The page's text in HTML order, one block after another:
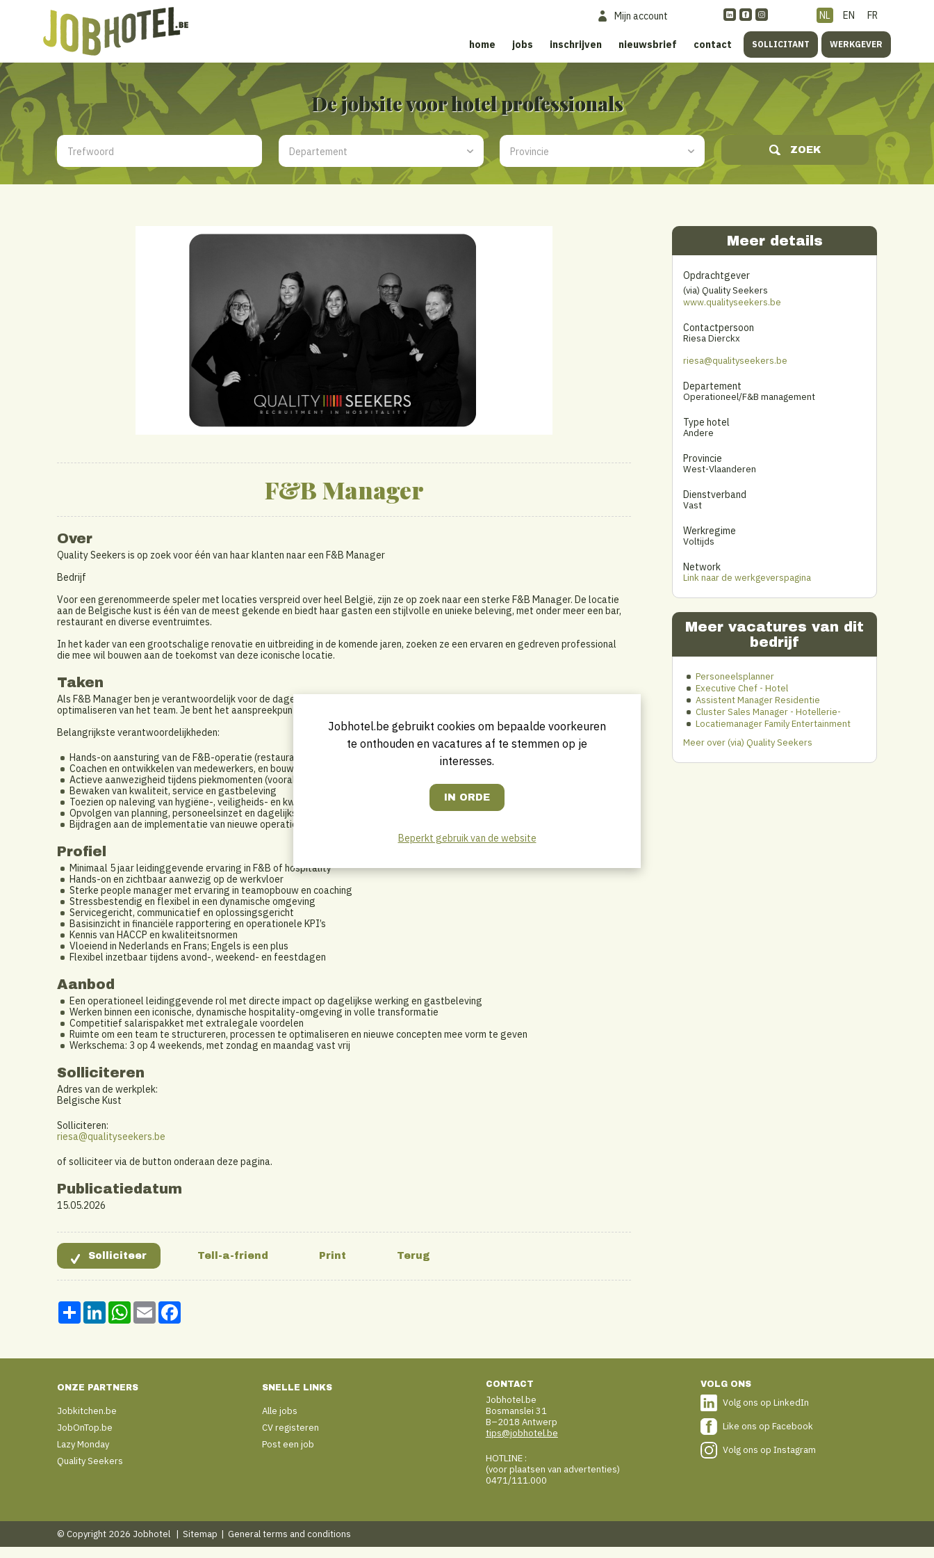
NL EN FR
Mijn account
home jobs inschrijven nieuwsbrief contact SOLLICITANT WERKGEVER
De jobsite voor hotel professionals
ZOEK
F&B Manager
Over
Quality Seekers is op zoek voor één van haar klanten naar een F&B Manager
Bedrijf
Voor een gerenommeerde speler met locaties verspreid over heel België, zijn ze op zoek naar een sterke F&B Manager. De locatie
aan de Belgische kust is één van de meest gekende en biedt haar gasten een stijlvolle en unieke beleving, met onder meer een bar,
restaurant en diverse eventruimtes.
In het kader van een grootschalige renovatie en uitbreiding in de komende jaren, zoeken ze een ervaren en gedreven professional
die mee wil bouwen aan de toekomst van deze iconische locatie.
Taken
Als F&B Manager ben je verantwoordelijk voor de dagelijkse aansturing van de F&B-activiteiten en voor het operationeel
optimaliseren van het team. Je bent het aanspreekpunt op de werkvloer, waarbij structuur, kwaliteit en service vooropstaan.
Belangrijkste verantwoordelijkheden:
Hands-on aansturing van de F&B-operatie (restaurant, bar en events)
Coachen en ontwikkelen van medewerkers, en bouwen aan een stabiel en professioneel team
Actieve aanwezigheid tijdens piekmomenten (vooral weekends)
Bewaken van kwaliteit, service en gastbeleving
Toezien op naleving van hygiëne-, veiligheids- en kwaliteitsnormen
Opvolgen van planning, personeelsinzet en dagelijkse organisatie
Bijdragen aan de implementatie van nieuwe operationele concepten en verbeteringen
Profiel
Minimaal 5 jaar leidinggevende ervaring in F&B of hospitality
Hands-on en zichtbaar aanwezig op de werkvloer
Sterke people manager met ervaring in teamopbouw en coaching
Stressbestendig en flexibel in een dynamische omgeving
Servicegericht, communicatief en oplossingsgericht
Basisinzicht in financiële rapportering en operationele KPI’s
Kennis van HACCP en kwaliteitsnormen
Vloeiend in Nederlands en Frans; Engels is een plus
Flexibel inzetbaar tijdens avond-, weekend- en feestdagen
Aanbod
Een operationeel leidinggevende rol met directe impact op dagelijkse werking en gastbeleving
Werken binnen een iconische, dynamische hospitality-omgeving in volle transformatie
Competitief salarispakket met extralegale voordelen
Ruimte om een team te structureren, processen te optimaliseren en nieuwe concepten mee vorm te geven
Werkschema: 3 op 4 weekends, met zondag en maandag vast vrij
Solliciteren
Adres van de werkplek:
Belgische Kust
Solliciteren:
riesa@qualityseekers.be
of solliciteer via de button onderaan deze pagina.
Publicatiedatum
15.05.2026
Share LinkedInWhatsApp
Email
Meer details
Opdrachtgever
(via) Quality Seekers
www.qualityseekers.be
Contactpersoon
Riesa Dierckx
riesa@qualityseekers.be
Departement
Operationeel/F&B management
Type hotel
Andere
Provincie
West-Vlaanderen
Dienstverband
Vast
Werkregime
Voltijds
Network
Link naar de werkgeverspagina
Meer vacatures van dit
bedrijf
Personeelsplanner
Executive Chef - Hotel
Assistent Manager Residentie
Cluster Sales Manager - Hotellerie-
Locatiemanager Family Entertainment
Meer over (via) Quality Seekers
ONZE PARTNERS
Jobkitchen.be
JobOnTop.be
Lazy Monday
Quality Seekers
SNELLE LINKS
Alle jobs
CV registeren
Post een job
CONTACT
Jobhotel.be
Bosmanslei 31
B–2018 Antwerp
tips@jobhotel.be
HOTLINE :
(voor plaatsen van advertenties)
0471/111.000
VOLG ONS
Volg ons op LinkedIn
Like ons op Facebook
Volg ons op Instagram
© Copyright 2026 Jobhotel | Sitemap | General terms and conditions
Jobhotel.be gebruikt cookies om bepaalde voorkeuren
te onthouden en vacatures af te stemmen op je
interesses.
Beperkt gebruik van de website